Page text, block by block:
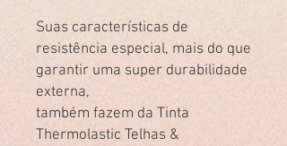
Suas características de
resistência especial, mais do que
garantir uma super durabilidade
externa,
também fazem da Tinta
Thermolastic Telhas &